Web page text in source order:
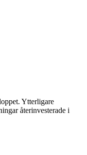
Ytterligare
återinvesterade i